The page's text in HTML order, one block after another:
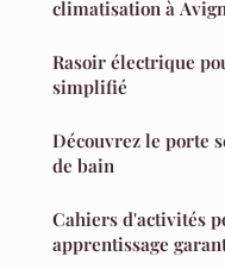
climatisation à
Rasoir électrique
simplifié
Découvrez le porte
de bain
Cahiers d'activités
apprentissage